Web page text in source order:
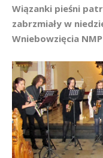
Wiązanki pieśni
zabrzmiały w
Wniebowzięcia